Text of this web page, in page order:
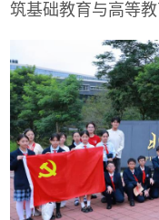
筑基础教育与高等